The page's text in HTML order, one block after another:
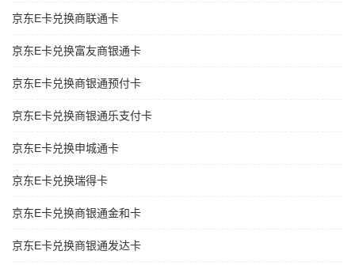
京东E卡兑换商联通卡
京东E卡兑换富友商银通卡
京东E卡兑换商银通预付卡
京东E卡兑换商银通乐支付卡
京东E卡兑换申城通卡
京东E卡兑换瑞得卡
京东E卡兑换商银通金和卡
京东E卡兑换商银通发达卡